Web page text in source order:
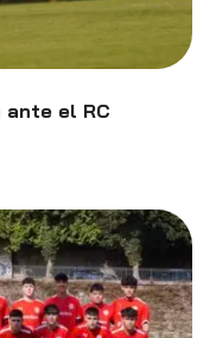
ante el RC